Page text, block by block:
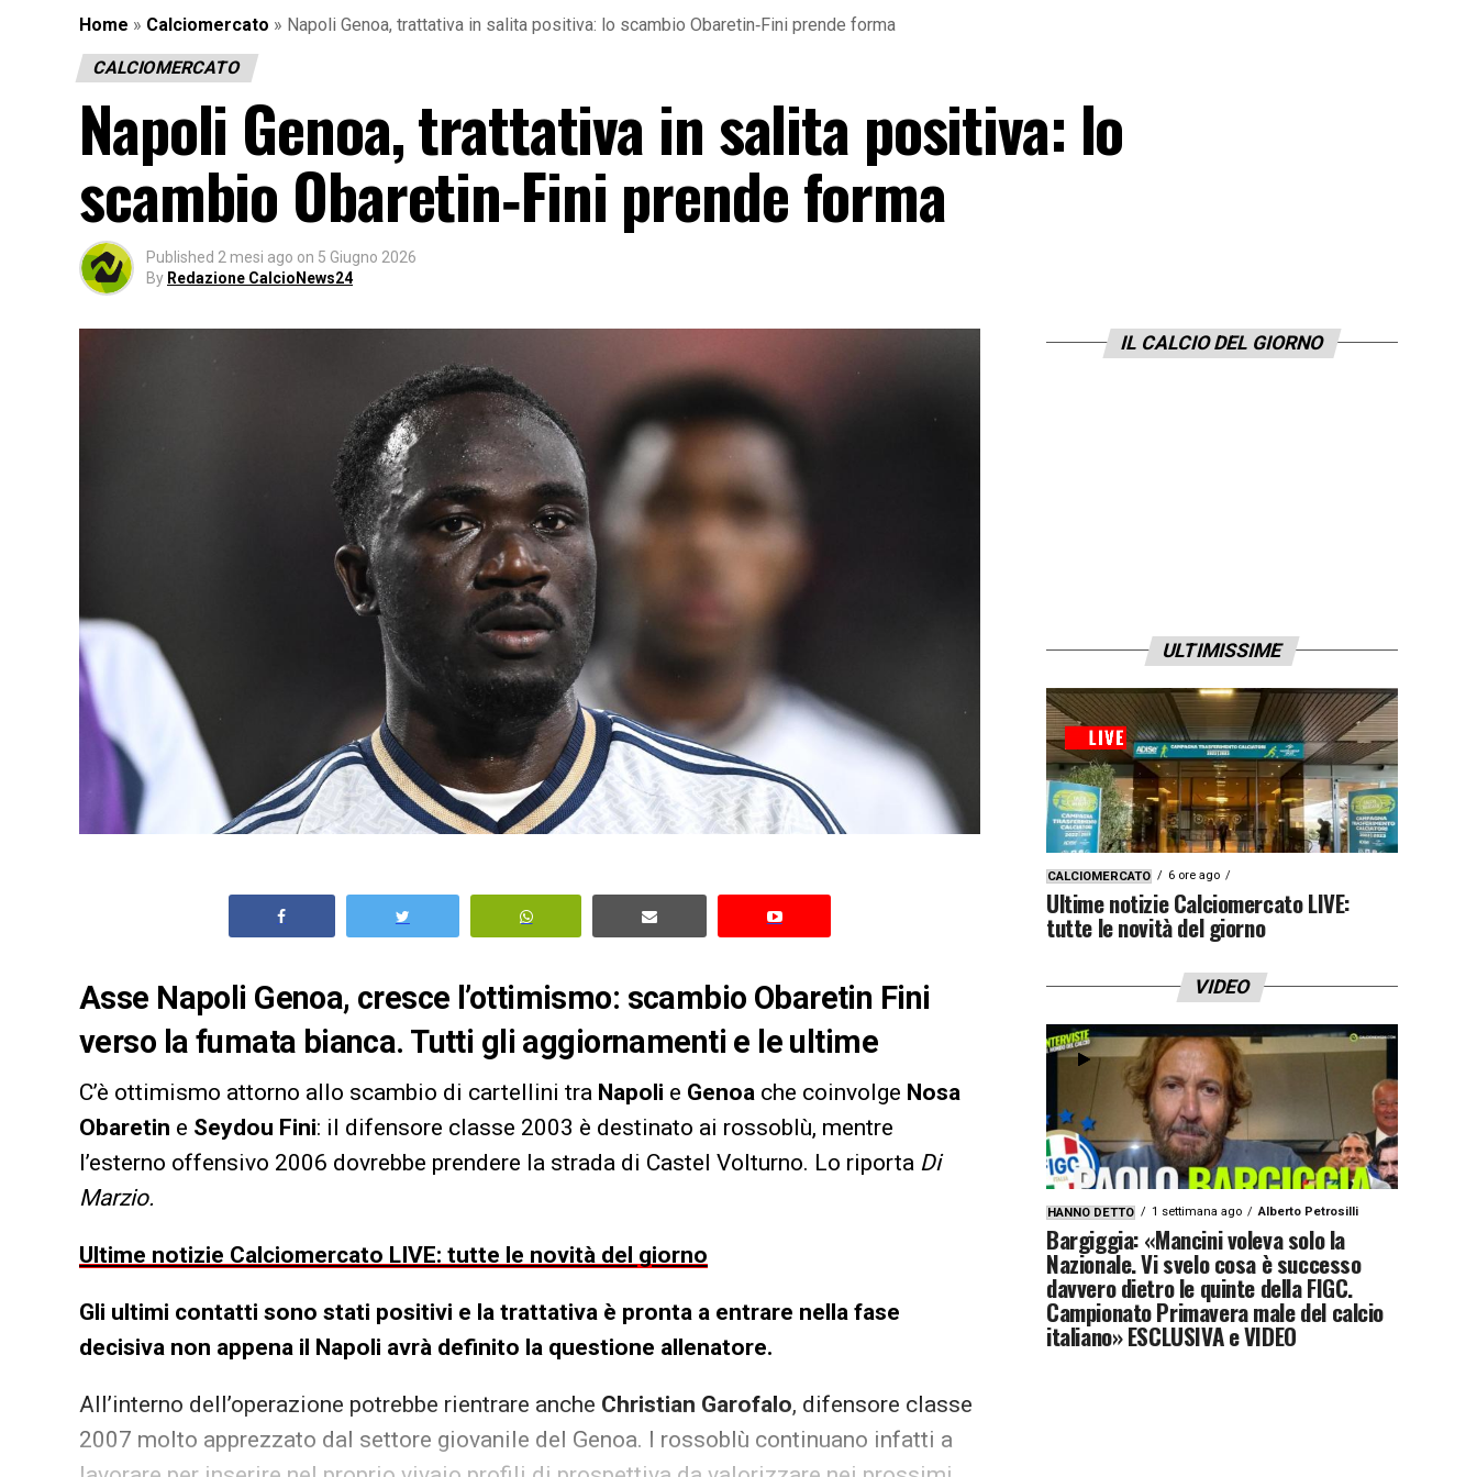
Home » Calciomercato » Napoli Genoa, trattativa in salita positiva: lo scambio Obaretin‑Fini prende forma
CALCIOMERCATO
Napoli Genoa, trattativa in salita positiva: lo
scambio Obaretin‑Fini prende forma
Published 2 mesi ago on 5 Giugno 2026
By Redazione CalcioNews24
Asse Napoli Genoa, cresce l’ottimismo: scambio Obaretin Fini
verso la fumata bianca. Tutti gli aggiornamenti e le ultime
C’è ottimismo attorno allo scambio di cartellini tra Napoli e Genoa che coinvolge Nosa
Obaretin e Seydou Fini: il difensore classe 2003 è destinato ai rossoblù, mentre
l’esterno offensivo 2006 dovrebbe prendere la strada di Castel Volturno. Lo riporta Di
Marzio.
Ultime notizie Calciomercato LIVE: tutte le novità del giorno
Gli ultimi contatti sono stati positivi e la trattativa è pronta a entrare nella fase
decisiva non appena il Napoli avrà definito la questione allenatore.
All’interno dell’operazione potrebbe rientrare anche Christian Garofalo, difensore classe
2007 molto apprezzato dal settore giovanile del Genoa. I rossoblù continuano infatti a
IL CALCIO DEL GIORNO
ULTIMISSIME
CALCIOMERCATO 6 ore ago
Ultime notizie Calciomercato LIVE:
tutte le novità del giorno
VIDEO
HANNO DETTO 1 settimana ago Alberto Petrosilli
Bargiggia: «Mancini voleva solo la
Nazionale. Vi svelo cosa è successo
davvero dietro le quinte della FIGC.
Campionato Primavera male del calcio
italiano» ESCLUSIVA e VIDEO